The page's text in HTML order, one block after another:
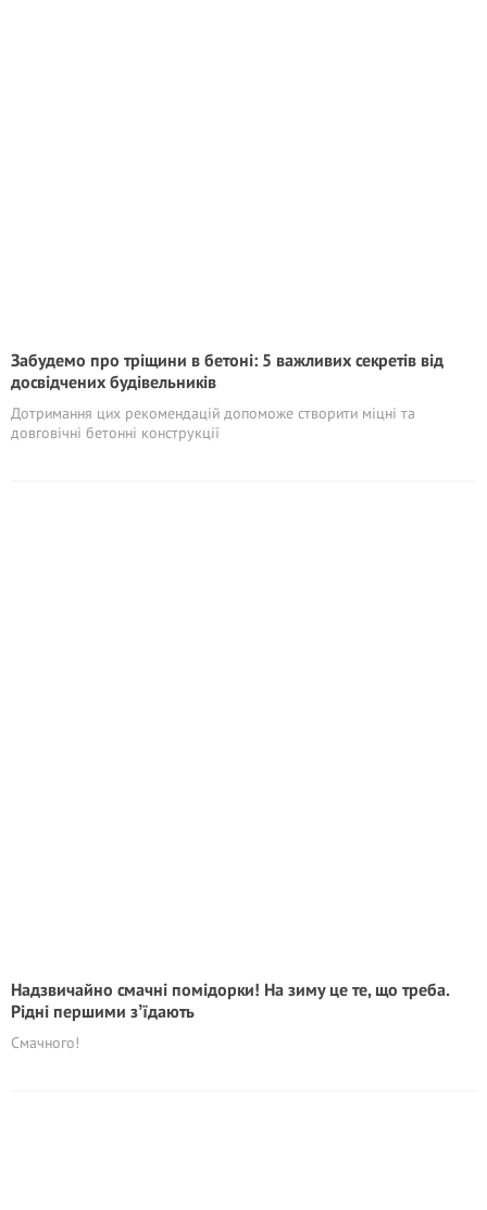
Забудемо про тріщини в бетоні: 5 важливих секретів від
досвідчених будівельників
Дотримання цих рекомендацій допоможе створити міцні та
довговічні бетонні конструкції
Надзвичайно смачні помідорки! На зиму це те, що треба.
Рідні першими зʼїдають
Смачного!